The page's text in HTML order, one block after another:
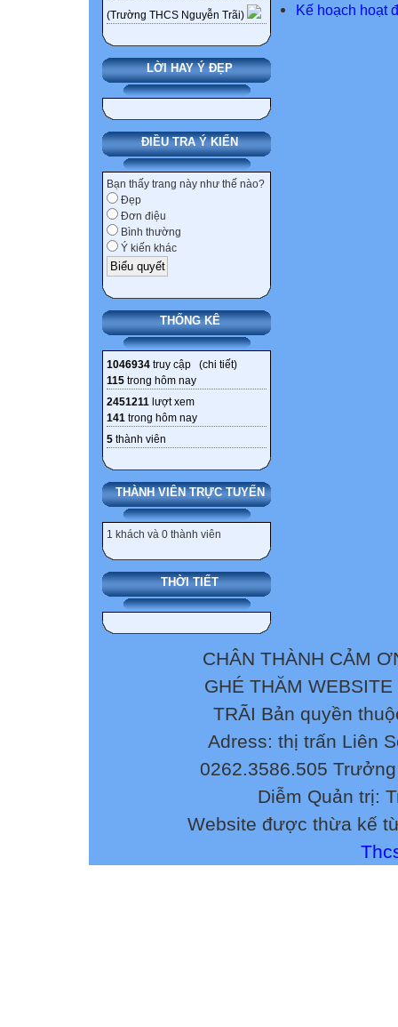
(Trường THCS Nguyễn Trãi)
LỜI HAY Ý ĐẸP
ĐIỀU TRA Ý KIẾN
Bạn thấy trang này như thế nào?
Đẹp
Đơn điệu
Bình thường
Ý kiến khác
THỐNG KÊ
1046934 truy cập (chi tiết)
115 trong hôm nay
2451211 lượt xem
141 trong hôm nay
5 thành viên
THÀNH VIÊN TRỰC TUYẾN
1 khách và 0 thành viên
THỜI TIẾT
Kế hoạch hoạt
CHÂN THÀNH CẢM
GHÉ THĂM
TRÃI Bản quyền
Adress: thị trấn Liên
0262.3586.505
Diễm Quản trị:
Website được thừa kế